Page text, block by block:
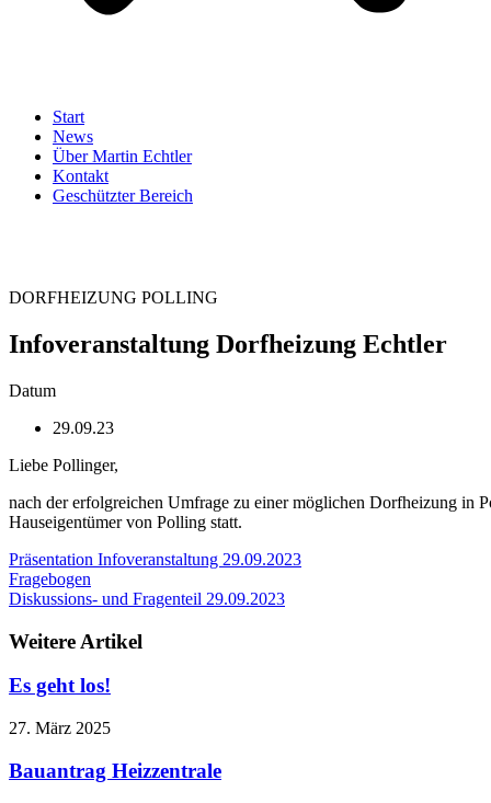
Start
News
Über Martin Echtler
Kontakt
Geschützter Bereich
DORFHEIZUNG POLLING
Infoveranstaltung Dorfheizung Echtler
Datum
29.09.23
Liebe Pollinger,
nach der erfolgreichen Umfrage zu einer möglichen Dorfheizung in
Hauseigentümer von Polling statt.
Präsentation Infoveranstaltung 29.09.2023
Fragebogen
Diskussions- und Fragenteil 29.09.2023
Weitere Artikel
Es geht los!
27. März 2025
Bauantrag Heizzentrale